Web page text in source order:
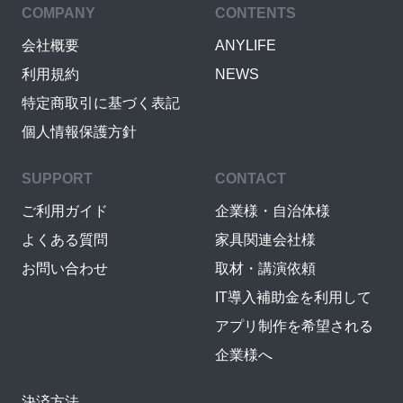
COMPANY
会社概要
利用規約
特定商取引に基づく表記
個人情報保護方針
CONTENTS
ANYLIFE
NEWS
SUPPORT
ご利用ガイド
よくある質問
お問い合わせ
CONTACT
企業様・自治体様
家具関連会社様
取材・講演依頼
IT導入補助金を利用して
アプリ制作を希望される
企業様へ